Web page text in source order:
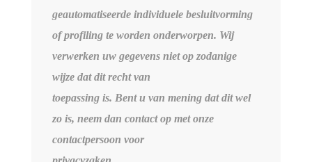
geautomatiseerde individuele besluitvorming
of profiling te worden onderworpen. Wij
verwerken uw gegevens niet op zodanige
wijze dat dit recht van
toepassing is. Bent u van mening dat dit wel
zo is, neem dan contact op met onze
contactpersoon voor